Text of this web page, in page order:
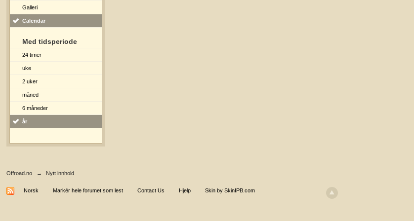
Galleri
Calendar
Med tidsperiode
24 timer
uke
2 uker
måned
6 måneder
år
Offroad.no → Nytt innhold
Norsk Markér hele forumet som lest Contact Us Hjelp Skin by SkinIPB.com